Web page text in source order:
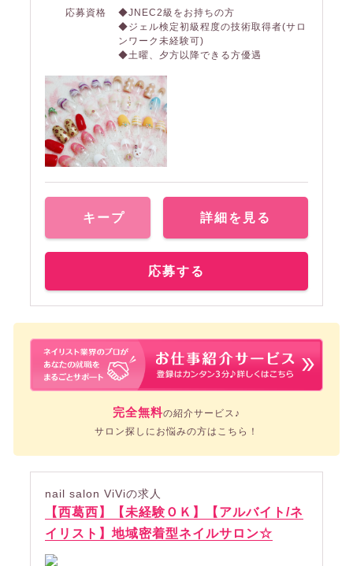
応募資格
◆JNEC2級をお持ちの方
◆ジェル検定初級程度の技術取得者(サロ
ンワーク未経験可)
◆土曜、夕方以降できる方優遇
キープ 詳細を見る
応募する
完全無料の紹介サービス♪
サロン探しにお悩みの方はこちら！
nail salon ViViの求人
【西葛西】【未経験ＯＫ】【アルバイト/ネ
イリスト】地域密着型ネイルサロン☆